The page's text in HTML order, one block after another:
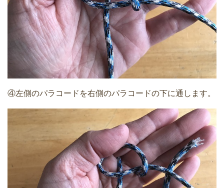
④左側のパラコードを右側のパラコードの下に通します。